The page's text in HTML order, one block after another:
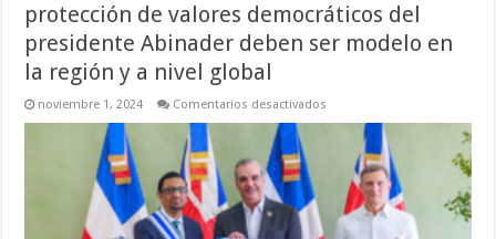
protección de valores democráticos del
presidente Abinader deben ser modelo en
la región y a nivel global
noviembre 1, 2024 Comentarios desactivados
Unido
liderazgo
protección